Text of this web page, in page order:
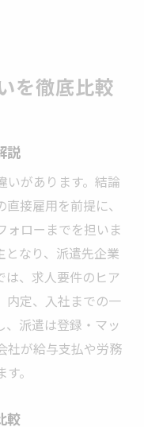
を徹底比較
説
いがあります。結論
接雇用を前提に、
ォローまでを担いま
となり、派遣先企業
は、求人要件のヒア
内定、入社までの一
派遣は登録・マッ
社が給与支払や労務
。
較